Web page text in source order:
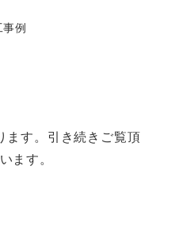
ー例
ます。引き続きご覧頂
ます。